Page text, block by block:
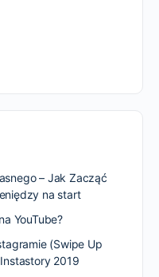
– Jak Zacząć
na start
YouTube?
(Swipe Up
2019